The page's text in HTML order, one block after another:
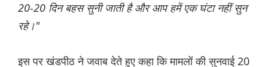
20-20 दिन बहस सुनी जाती है और आप हमें एक घंटा नहीं सुन
रहे।"
इस पर खंडपीठ ने जवाब देते हुए कहा कि मामलों की सुनवाई 20